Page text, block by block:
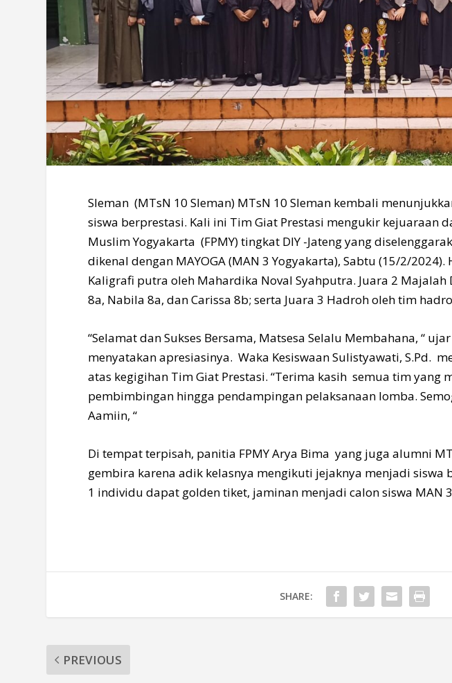
Sleman (MTsN 10 Sleman) MTsN 10 Sleman kembali
siswa berprestasi. Kali ini Tim Giat Prestasi mengukir kejuaraan
Muslim Yogyakarta (FPMY) tingkat DIY -Jateng yang
dikenal dengan MAYOGA (MAN 3 Yogyakarta), Sabtu (15/2/
Kaligrafi putra oleh Mahardika Noval Syahputra. Juara 2 Majalah
8a, Nabila 8a, dan Carissa 8b; serta Juara 3 Hadroh oleh tim
“Selamat dan Sukses Bersama, Matsesa Selalu Membahana, “
menyatakan apresiasinya. Waka Kesiswaan Sulistyawati, S.Pd.
atas kegigihan Tim Giat Prestasi. “Terima kasih semua tim yang
pembimbingan hingga pendampingan pelaksanaan lomba.
Aamiin, “
Di tempat terpisah, panitia FPMY Arya Bima yang juga alumni
gembira karena adik kelasnya mengikuti jejaknya menjadi siswa
1 individu dapat golden tiket, jaminan menjadi calon siswa MAN
SHARE:
PREVIOUS